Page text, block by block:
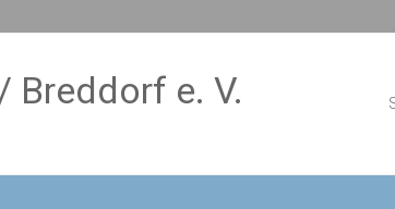
Breddorf e. V.